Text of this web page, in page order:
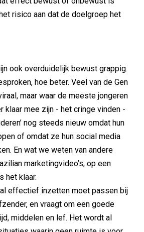
risico aan dat de doelgroep het
ook overduidelijk bewust grappig.
hoe beter. Veel van de Gen
maar waar de meeste jongeren
klaar mee zijn - het cringe vinden -
nog steeds nieuw omdat hun
of omdat ze hun social media
En wat we weten van andere
marketingvideo’s, op een
het klaar.
effectief inzetten moet passen bij
en vraagt om een goede
middelen en lef. Het wordt al